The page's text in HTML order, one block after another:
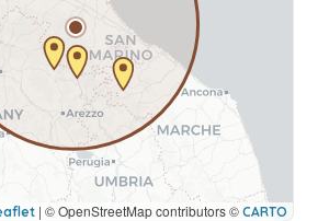
| © OpenStreetMap contributors © CARTO